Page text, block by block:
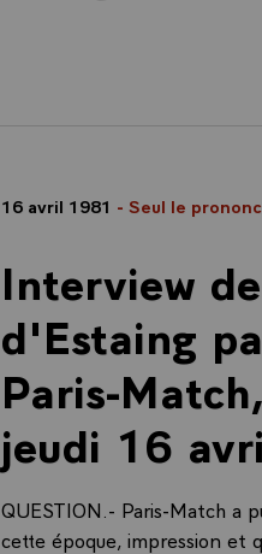
16 avril 1981 - Seul le
Interview
d'Estaing
Paris-
jeudi 16
QUESTION.- Paris-Match a
cette époque, impression et